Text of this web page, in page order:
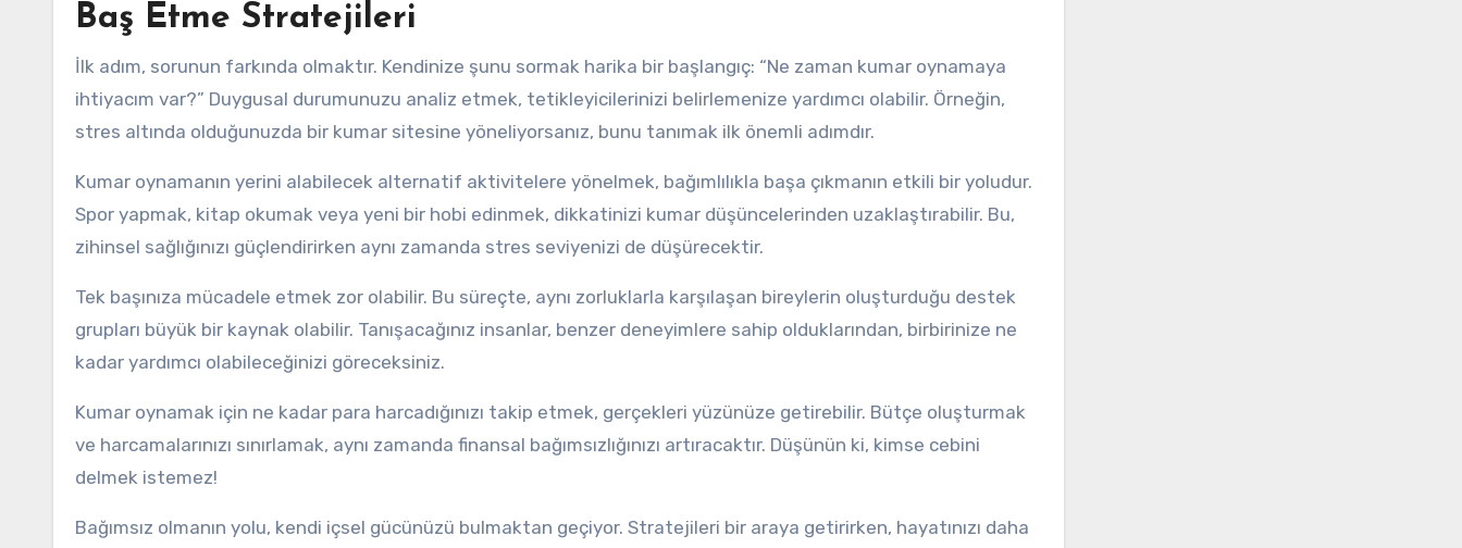
Baş Etme Stratejileri
İlk adım, sorunun farkında olmaktır. Kendinize şunu sormak harika bir başlangıç: “Ne zaman kumar oynamaya
ihtiyacım var?” Duygusal durumunuzu analiz etmek, tetikleyicilerinizi belirlemenize yardımcı olabilir. Örneğin,
stres altında olduğunuzda bir kumar sitesine yöneliyorsanız, bunu tanımak ilk önemli adımdır.
Kumar oynamanın yerini alabilecek alternatif aktivitelere yönelmek, bağımlılıkla başa çıkmanın etkili bir yoludur.
Spor yapmak, kitap okumak veya yeni bir hobi edinmek, dikkatinizi kumar düşüncelerinden uzaklaştırabilir. Bu,
zihinsel sağlığınızı güçlendirirken aynı zamanda stres seviyenizi de düşürecektir.
Tek başınıza mücadele etmek zor olabilir. Bu süreçte, aynı zorluklarla karşılaşan bireylerin oluşturduğu destek
grupları büyük bir kaynak olabilir. Tanışacağınız insanlar, benzer deneyimlere sahip olduklarından, birbirinize ne
kadar yardımcı olabileceğinizi göreceksiniz.
Kumar oynamak için ne kadar para harcadığınızı takip etmek, gerçekleri yüzünüze getirebilir. Bütçe oluşturmak
ve harcamalarınızı sınırlamak, aynı zamanda finansal bağımsızlığınızı artıracaktır. Düşünün ki, kimse cebini
delmek istemez!
Bağımsız olmanın yolu, kendi içsel gücünüzü bulmaktan geçiyor. Stratejileri bir araya getirirken, hayatınızı daha